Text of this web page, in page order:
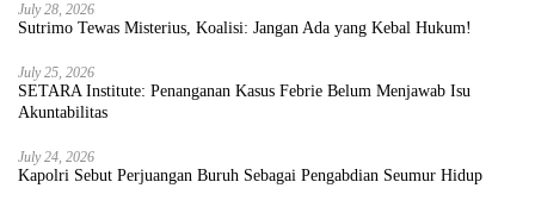
July 28, 2026
Sutrimo Tewas Misterius, Koalisi: Jangan Ada yang Kebal Hukum!
July 25, 2026
SETARA Institute: Penanganan Kasus Febrie Belum Menjawab Isu
Akuntabilitas
July 24, 2026
Kapolri Sebut Perjuangan Buruh Sebagai Pengabdian Seumur Hidup